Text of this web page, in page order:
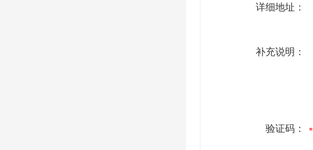
详细地址：
补充说明：
验证码：